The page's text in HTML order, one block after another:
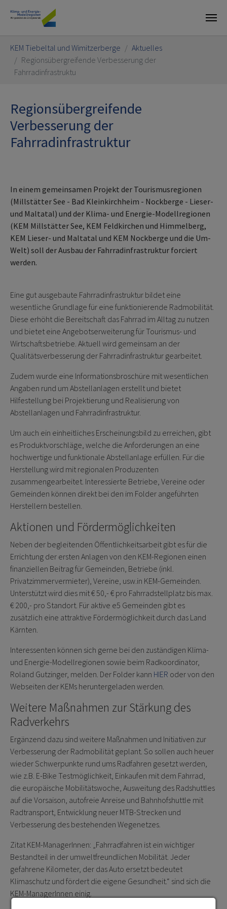
KEM Tiebeltal und Wimitzerberge
Aktuelles
Regionsübergreifende Verbesserung der
Fahrradinfrastruktu
Regionsübergreifende
Verbesserung der
Fahrradinfrastruktur
In einem gemeinsamen Projekt der Tourismusregionen
(Millstätter See - Bad Kleinkirchheim - Nockberge - Lieser-
und Maltatal) und der Klima- und Energie-Modellregionen
(KEM Millstätter See, KEM Feldkirchen und Himmelberg,
KEM Lieser- und Maltatal und KEM Nockberge und die Um-
Welt) soll der Ausbau der Fahrradinfrastruktur forciert
werden.
Eine gut ausgebaute Fahrradinfrastruktur bildet eine
wesentliche Grundlage für eine funktionierende Radmobilität.
Diese erhöht die Bereitschaft das Fahrrad im Alltag zu nutzen
und bietet eine Angebotserweiterung für Tourismus- und
Wirtschaftsbetriebe. Aktuell wird gemeinsam an der
Qualitätsverbesserung der Fahrradinfrastruktur gearbeitet.
Zudem wurde eine Informationsbroschüre mit wesentlichen
Angaben rund um Abstellanlagen erstellt und bietet
Hilfestellung bei Projektierung und Realisierung von
Abstellanlagen und Fahrradinfrastruktur.
Um auch ein einheitliches Erscheinungsbild zu erreichen, gibt
es Produktvorschläge, welche die Anforderungen an eine
hochwertige und funktionale Abstellanlage erfüllen. Für die
Herstellung wird mit regionalen Produzenten
zusammengearbeitet. Interessierte Betriebe, Vereine oder
Gemeinden können direkt bei den im Folder angeführten
Herstellern bestellen.
Aktionen und Fördermöglichkeiten
Neben der begleitenden Öffentlichkeitsarbeit gibt es für die
Errichtung der ersten Anlagen von den KEM-Regionen einen
finanziellen Beitrag für Gemeinden, Betriebe (inkl.
Privatzimmervermieter), Vereine, usw.in KEM-Gemeinden.
Unterstützt wird dies mit € 50,- € pro Fahrradstellplatz bis max.
€ 200,- pro Standort. Für aktive e5 Gemeinden gibt es
zusätzlich eine attraktive Fördermöglichkeit durch das Land
Kärnten.
Interessenten können sich gerne bei den zuständigen Klima-
und Energie-Modellregionen sowie beim Radkoordinator,
Roland Gutzinger, melden. Der Folder kann HIER oder von den
Webseiten der KEMs heruntergeladen werden.
Weitere Maßnahmen zur Stärkung des
Radverkehrs
Ergänzend dazu sind weitere Maßnahmen und Initiativen zur
Verbesserung der Radmobilität geplant. So sollen auch heuer
wieder Schwerpunkte rund ums Radfahren gesetzt werden,
wie z.B. E-Bike Testmöglichkeit, Einkaufen mit dem Fahrrad,
die europäische Mobilitätswoche, Ausweitung des Radshuttles
auf die Vorsaison, autofreie Anreise und Bahnhofshuttle mit
Radtransport, Entwicklung neuer MTB-Strecken und
Verbesserung des bestehenden Wegenetzes.
Zitat KEM-ManagerInnen: „Fahrradfahren ist ein wichtiger
Bestandteil in der umweltfreundlichen Mobilität. Jeder
gefahrene Kilometer, der das Auto ersetzt bedeutet
Klimaschutz und fördert die eigene Gesundheit.“ sind sich die
KEM-ManagerInnen einig.